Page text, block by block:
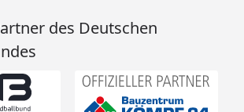
des Deutschen